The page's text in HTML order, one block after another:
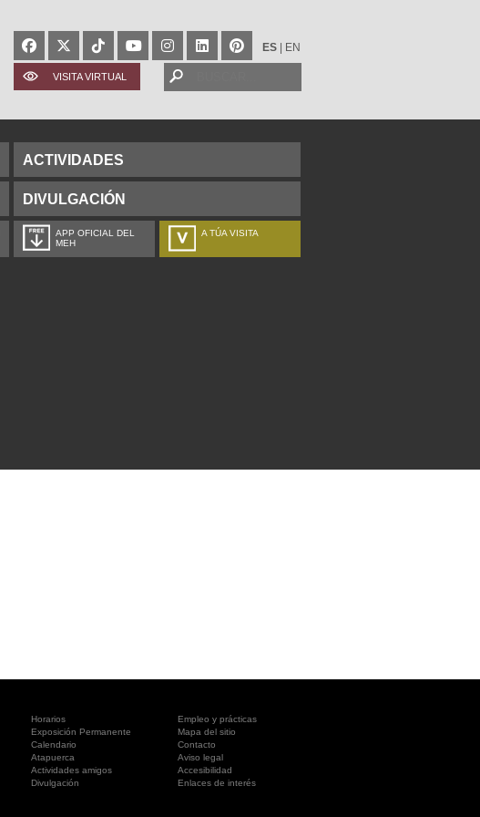
ES EN
VISITA VIRTUAL
ACTIVIDADES
DIVULGACIÓN
APP OFICIAL DEL
MEH
A TÚA VISITA
Horarios
Empleo y prácticas
Exposición Permanente
Mapa del sitio
Calendario
Contacto
Atapuerca
Aviso legal
Actividades amigos
Accesibilidad
Divulgación
Enlaces de interés